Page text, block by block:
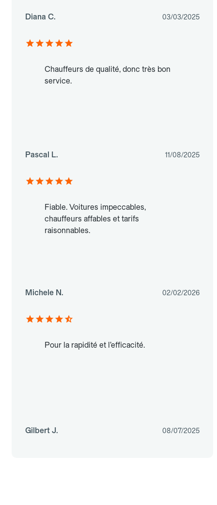
Diana C. 03/03/2025
Chauffeurs de qualité, donc très bon
service.
Pascal L. 11/08/2025
Fiable. Voitures impeccables,
chauffeurs affables et tarifs
raisonnables.
Michele N. 02/02/2026
Pour la rapidité et l’efficacité.
Gilbert J. 08/07/2025